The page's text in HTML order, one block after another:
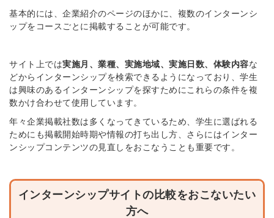
基本的には、企業紹介のページのほかに、複数のインターンシ
ップをコースごとに掲載することが可能です。
サイト上では実施月、業種、実施地域、実施日数、体験内容な
どからインターンシップを検索できるようになっており、学生
は興味のあるインターンシップを探すためにこれらの条件を複
数かけ合わせて使用しています。
年々企業掲載社数は多くなってきているため、学生に選ばれる
ためにも掲載開始時期や情報の打ち出し方、さらにはインター
ンシップコンテンツの見直しをおこなうことも重要です。
インターンシップサイトの比較をおこないたい
方へ